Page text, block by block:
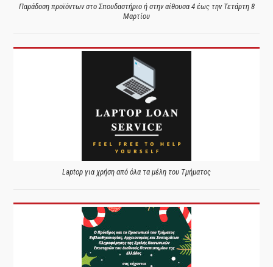
Παράδοση προϊόντων στο Σπουδαστήριο ή στην αίθουσα 4 έως την Τετάρτη 8
Μαρτίου
Laptop για χρήση από όλα τα μέλη του Τμήματος